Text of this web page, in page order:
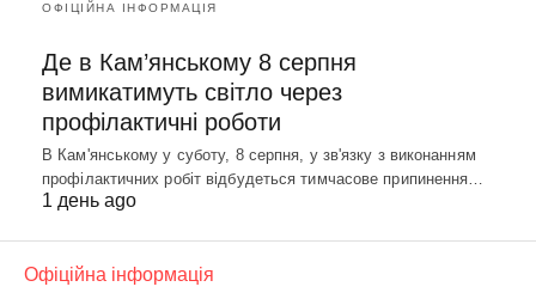
ОФІЦІЙНА ІНФОРМАЦІЯ
Де в Кам’янському 8 серпня
вимикатимуть світло через
профілактичні роботи
В Кам'янському у суботу, 8 серпня, у зв'язку з виконанням
профілактичних робіт відбудеться тимчасове припинення…
1 день ago